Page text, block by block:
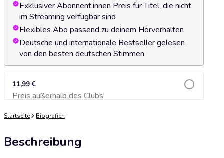
Exklusiver Abonnent:innen Preis für Titel, die nicht
im Streaming verfügbar sind
Flexibles Abo passend zu deinem Hörverhalten
Deutsche und internationale Bestseller gelesen
von den besten deutschen Stimmen
11,99 €
Preis außerhalb des ClubsZum Warenkorb hinzufügen
Startseite Biografien
Beschreibung